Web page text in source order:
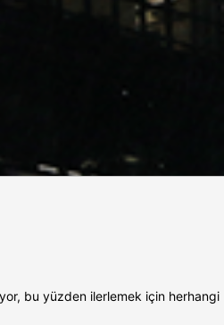
bu yüzden ilerlemek için herhangi